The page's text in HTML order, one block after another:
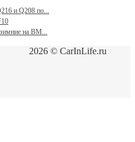
и Q208 по...
на BM...
2026 © CarInLife.ru